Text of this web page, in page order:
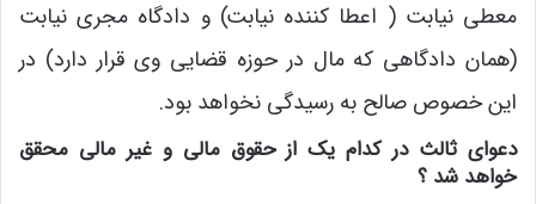
معطی نیابت ( اعطا کننده نیابت) و دادگاه مجری نیابت
(همان دادگاهی که مال در حوزه قضایی وی قرار دارد) در
این خصوص صالح به رسیدگی نخواهد بود.
دعوای ثالث در کدام یک از حقوق مالی و غیر مالی محقق
خواهد شد ؟